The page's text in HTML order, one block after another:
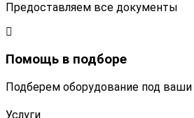
Предоставляем все документы
Помощь в подборе
Подберем оборудование под ваши
Услуги